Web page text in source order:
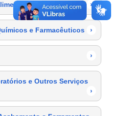
›
e Farmacêuticos ›
›
e Outros Serviços
›